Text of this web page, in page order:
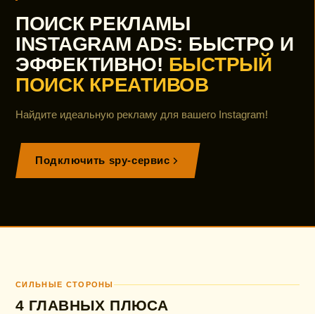
ПОИСК РЕКЛАМЫ
INSTAGRAM ADS: БЫСТРО И
ЭФФЕКТИВНО! БЫСТРЫЙ
ПОИСК КРЕАТИВОВ
Найдите идеальную рекламу для вашего Instagram!
Подключить spy-сервис
СИЛЬНЫЕ СТОРОНЫ
4 ГЛАВНЫХ ПЛЮСА